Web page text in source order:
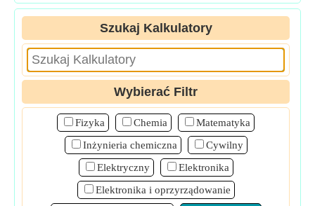
Szukaj Kalkulatory
Wybierać Filtr
Fizyka Chemia
Matematyka
Inżynieria chemiczna
Cywilny
Elektryczny
Elektronika
Elektronika i oprzyrządowanie